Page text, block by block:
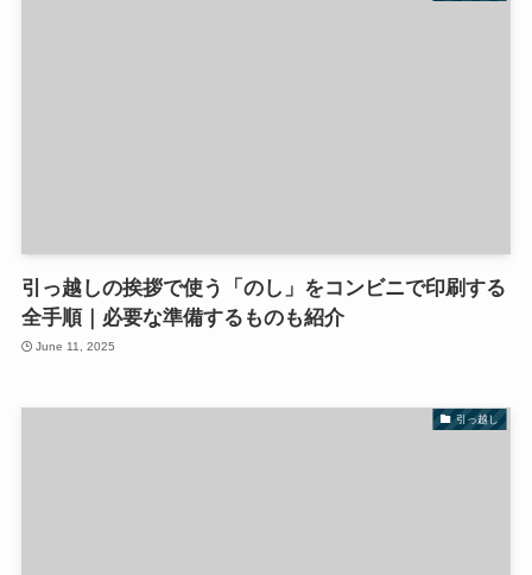
引っ越しの挨拶で使う「のし」をコンビニで印刷する
全手順｜必要な準備するものも紹介
June 11, 2025
引っ越し